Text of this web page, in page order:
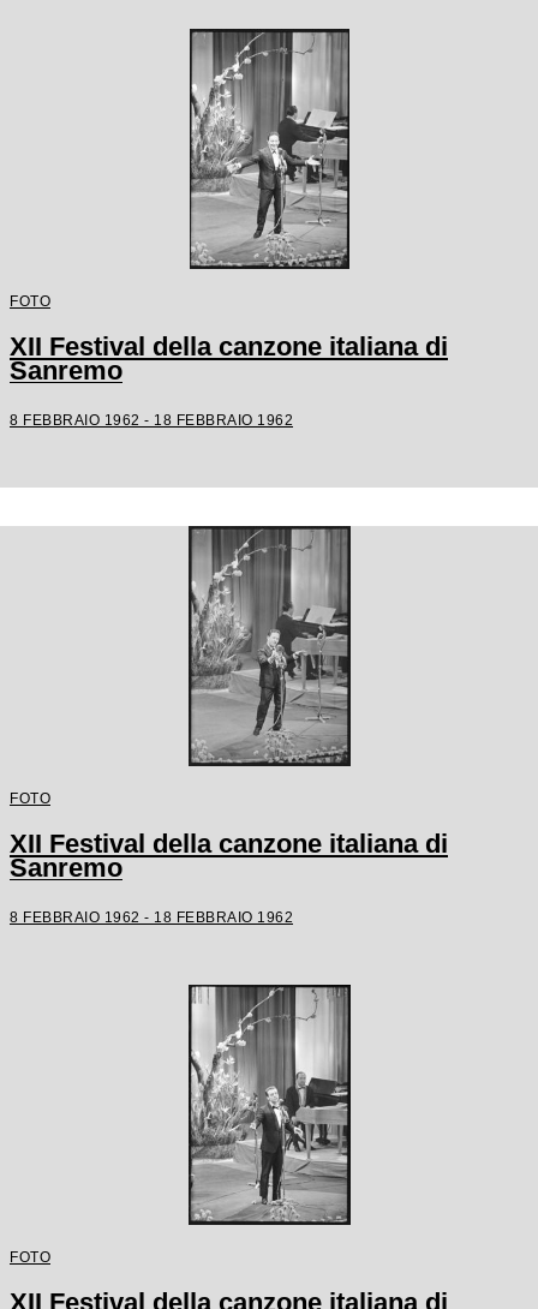
FOTO
XII Festival della canzone italiana di
Sanremo
8 FEBBRAIO 1962 - 18 FEBBRAIO 1962
FOTO
XII Festival della canzone italiana di
Sanremo
8 FEBBRAIO 1962 - 18 FEBBRAIO 1962
FOTO
XII Festival della canzone italiana di